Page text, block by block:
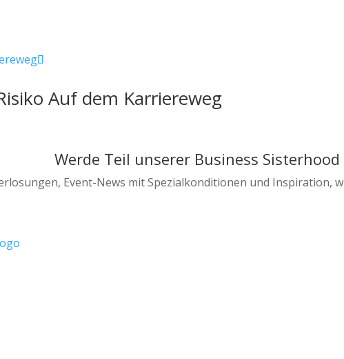
Auf dem Karriereweg
Werde Teil unserer Business Sisterhood
Event-News mit Spezialkonditionen und Inspiration,